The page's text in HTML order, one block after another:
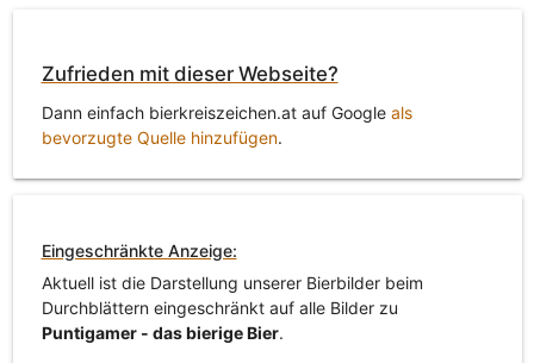
Zufrieden mit dieser Webseite?
Dann einfach bierkreiszeichen.at auf Google als
bevorzugte Quelle hinzufügen.
Eingeschränkte Anzeige:
Aktuell ist die Darstellung unserer Bierbilder beim
Durchblättern eingeschränkt auf alle Bilder zu
Puntigamer - das bierige Bier.